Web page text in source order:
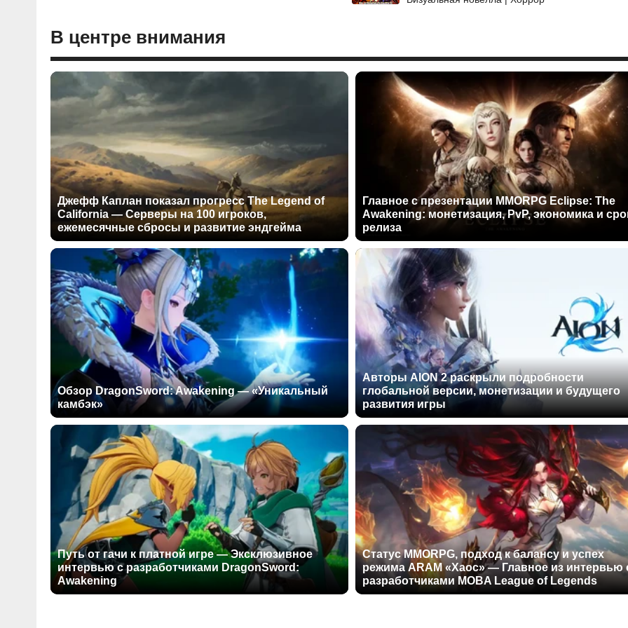
В центре внимания
Джефф Каплан показал прогресс The Legend of
California — Серверы на 100 игроков,
ежемесячные сбросы и развитие эндгейма
Главное с презентации MMORPG Eclipse: The
Awakening: монетизация, PvP, экономика и
релиза
Обзор DragonSword: Awakening — «Уникальный
камбэк»
Авторы AION 2 раскрыли подробности
глобальной версии, монетизации и будущего
развития игры
Путь от гачи к платной игре — Эксклюзивное
интервью с разработчиками DragonSword:
Awakening
Статус MMORPG, подход к балансу и успех
режима ARAM «Хаос» — Главное из интервью
разработчиками MOBA League of Legends